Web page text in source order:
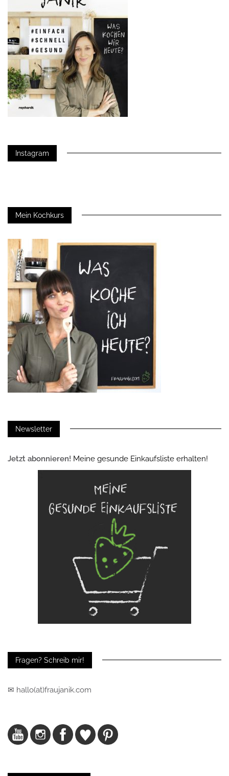
Instagram
Mein Kochkurs
Newsletter
Jetzt abonnieren! Meine gesunde Einkaufsliste erhalten!
Fragen? Schreib mir!
✉ hallo(at)fraujanik.com